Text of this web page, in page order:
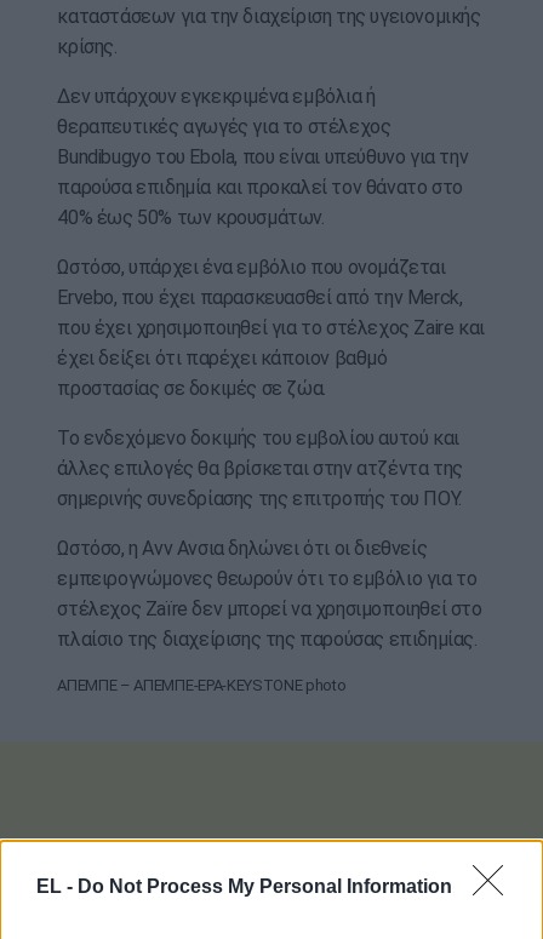
EL - Do Not Process My Personal Information
καταστάσεων για την διαχείριση της υγειονομικής
κρίσης.
Δεν υπάρχουν εγκεκριμένα εμβόλια ή
θεραπευτικές αγωγές για το στέλεχος
Bundibugyo του Ebola, που είναι υπεύθυνο για την
παρούσα επιδημία και προκαλεί τον θάνατο στο
40% έως 50% των κρουσμάτων.
Ωστόσο, υπάρχει ένα εμβόλιο που ονομάζεται
Ervebo, που έχει παρασκευασθεί από την Merck,
που έχει χρησιμοποιηθεί για το στέλεχος Zaire και
έχει δείξει ότι παρέχει κάποιον βαθμό
προστασίας σε δοκιμές σε ζώα.
Το ενδεχόμενο δοκιμής του εμβολίου αυτού και
άλλες επιλογές θα βρίσκεται στην ατζέντα της
σημερινής συνεδρίασης της επιτροπής του ΠΟΥ.
Ωστόσο, η Ανν Ανσια δηλώνει ότι οι διεθνείς
εμπειρογνώμονες θεωρούν ότι το εμβόλιο για το
στέλεχος Zaïre δεν μπορεί να χρησιμοποιηθεί στο
πλαίσιο της διαχείρισης της παρούσας επιδημίας.
ΑΠΕΜΠΕ – ΑΠΕΜΠΕ-EPA-KEYSTONE photo